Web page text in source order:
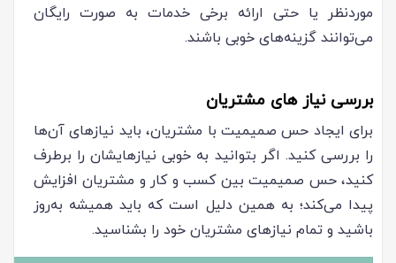
موردنظر یا حتی ارائه برخی خدمات به صورت رایگان
می‌توانند گزینه‌های خوبی باشند.
بررسی نیاز های مشتریان
برای ایجاد حس صمیمیت با مشتریان، باید نیازهای آن‌ها
را بررسی کنید. اگر بتوانید به خوبی نیازهایشان را برطرف
کنید، حس صمیمیت بین کسب و کار و مشتریان افزایش
پیدا می‌کند؛ به همین دلیل است که باید همیشه به‌روز
باشید و تمام نیازهای مشتریان خود را بشناسید.